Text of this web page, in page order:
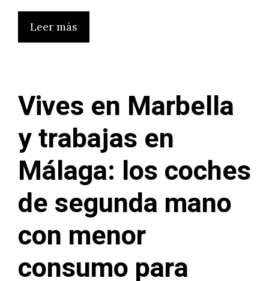
Leer más
Vives en Marbella
y trabajas en
Málaga: los coches
de segunda mano
con menor
consumo para